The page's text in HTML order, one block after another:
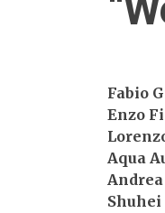
Fabio
Enzo
Aqua
Andrea